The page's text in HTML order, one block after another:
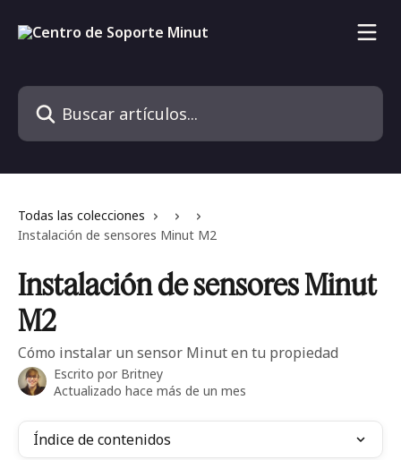
Buscar artículos...
Todas las colecciones
Instalación de sensores Minut M2
Instalación de sensores Minut
M2
Cómo instalar un sensor Minut en tu propiedad
Escrito por Britney
Actualizado hace más de un mes
Índice de contenidos